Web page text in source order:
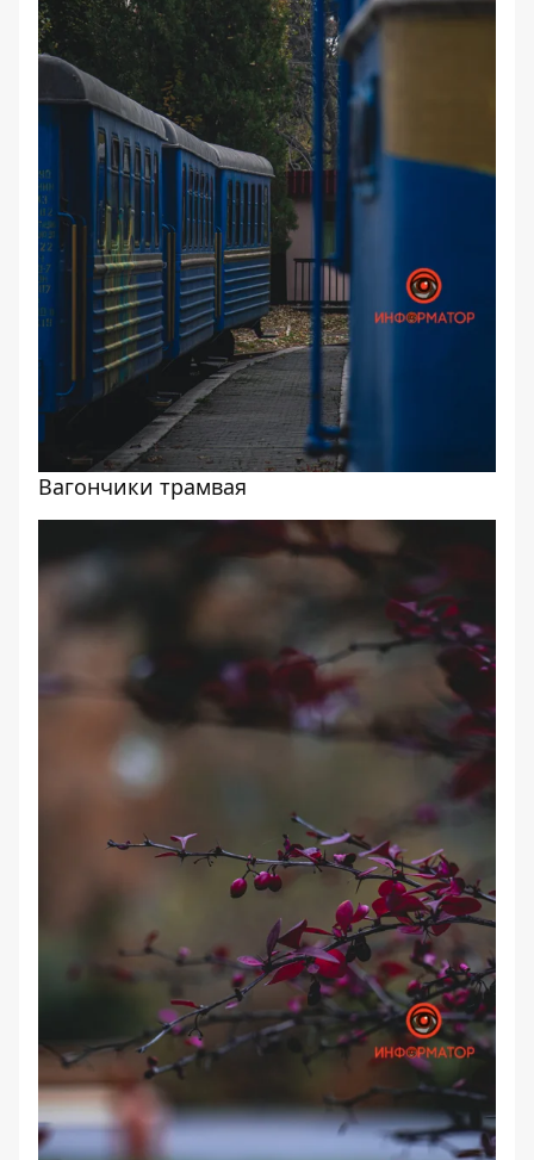
Вагончики трамвая